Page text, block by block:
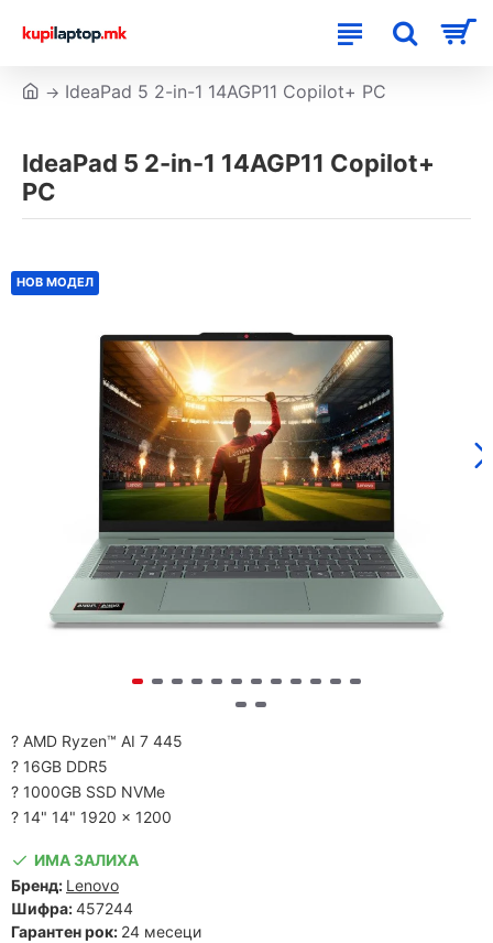
IdeaPad 5 2-in-1 14AGP11 Copilot+ PC
IdeaPad 5 2-in-1 14AGP11 Copilot+
PC
НОВ МОДЕЛ
? AMD Ryzen™ AI 7 445
? 16GB DDR5
? 1000GB SSD NVMe
? 14" 14" 1920 x 1200
ИМА ЗАЛИХА
Бренд: Lenovo
Шифра:457244
Гарантен рок: 24 месеци